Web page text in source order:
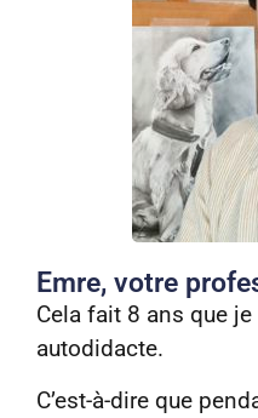
Emre, votre
Cela fait 8 ans que
autodidacte.
C’est-à-dire que